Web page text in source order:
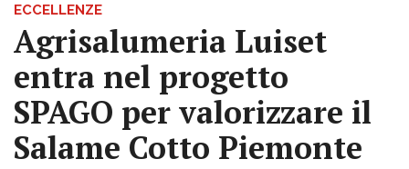
ECCELLENZE
Agrisalumeria Luiset
entra nel progetto
SPAGO per valorizzare il
Salame Cotto Piemonte